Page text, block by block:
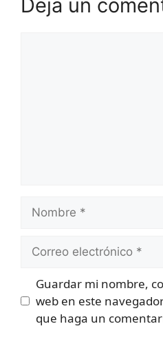
Deja un
electrónico
Guardar mi nombre,
web en este
que haga un